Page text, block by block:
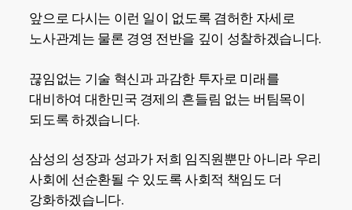
앞으로 다시는 이런 일이 없도록 겸허한 자세로
노사관계는 물론 경영 전반을 깊이 성찰하겠습니다.
끊임없는 기술 혁신과 과감한 투자로 미래를
대비하여 대한민국 경제의 흔들림 없는 버팀목이
되도록 하겠습니다.
삼성의 성장과 성과가 저희 임직원뿐만 아니라 우리
사회에 선순환될 수 있도록 사회적 책임도 더
강화하겠습니다.